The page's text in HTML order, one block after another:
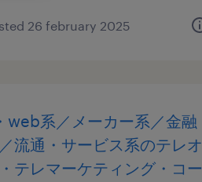
26 february 2025
web系／メーカー系／金融
流通・サービス系のテレオ
テレマーケティング・コー